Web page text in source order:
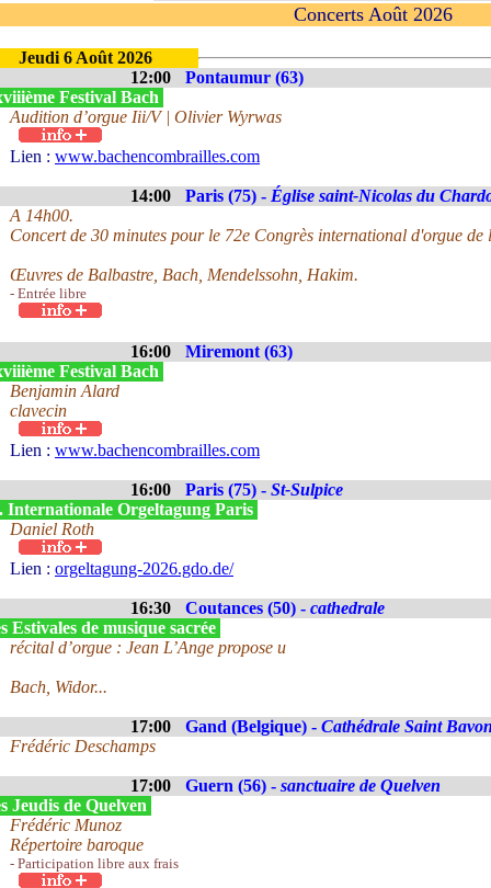
Concerts Août 2026
Jeudi 6 Août 2026
12:00
Pontaumur (63)
Festival Bach
Audition d’orgue Iii/V | Olivier Wyrwas
Lien : www.bachencombrailles.com
14:00 Paris (75) - Église saint-Nicolas du
A 14h00.
Concert de 30 minutes pour le 72e Congrès international d'orgue de
Œuvres de Balbastre, Bach, Mendelssohn, Hakim.
- Entrée libre
16:00 Miremont (63)
Festival Bach
Benjamin Alard
clavecin
Lien : www.bachencombrailles.com
16:00 Paris (75) - St-Sulpice
Internationale Orgeltagung Paris
Daniel Roth
Lien : orgeltagung-2026.gdo.de/
16:30 Coutances (50) - cathedrale
Estivales de musique sacrée
récital d’orgue : Jean L’Ange propose u
Bach, Widor...
17:00 Gand (Belgique) - Cathédrale Saint Bavon
Frédéric Deschamps
17:00 Guern (56) - sanctuaire de Quelven
Jeudis de Quelven
Frédéric Munoz
Répertoire baroque
- Participation libre aux frais